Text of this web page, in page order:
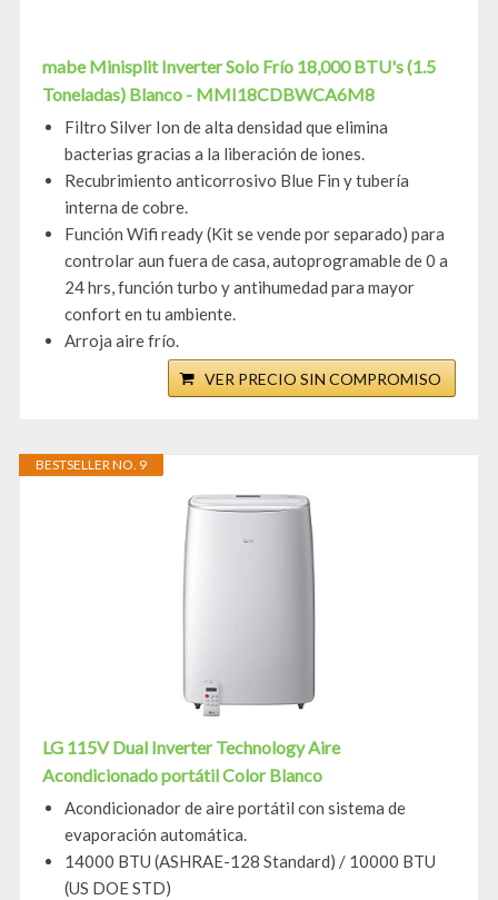
mabe Minisplit Inverter Solo Frío 18,000 BTU's (1.5
Toneladas) Blanco - MMI18CDBWCA6M8
Filtro Silver Ion de alta densidad que elimina
bacterias gracias a la liberación de iones.
Recubrimiento anticorrosivo Blue Fin y tubería
interna de cobre.
Función Wifi ready (Kit se vende por separado) para
controlar aun fuera de casa, autoprogramable de 0 a
24 hrs, función turbo y antihumedad para mayor
confort en tu ambiente.
Arroja aire frío.
VER PRECIO SIN COMPROMISO
BESTSELLER NO. 9
LG 115V Dual Inverter Technology Aire
Acondicionado portátil Color Blanco
Acondicionador de aire portátil con sistema de
evaporación automática.
14000 BTU (ASHRAE-128 Standard) / 10000 BTU
(US DOE STD)